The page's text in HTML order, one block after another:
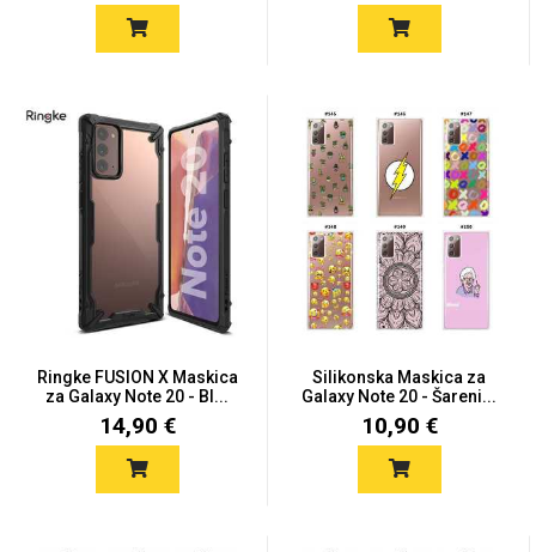
Ringke FUSION X Maskica
za Galaxy Note 20 - Bl...
14,90 €
Silikonska Maskica za
Galaxy Note 20 - Šareni...
10,90 €